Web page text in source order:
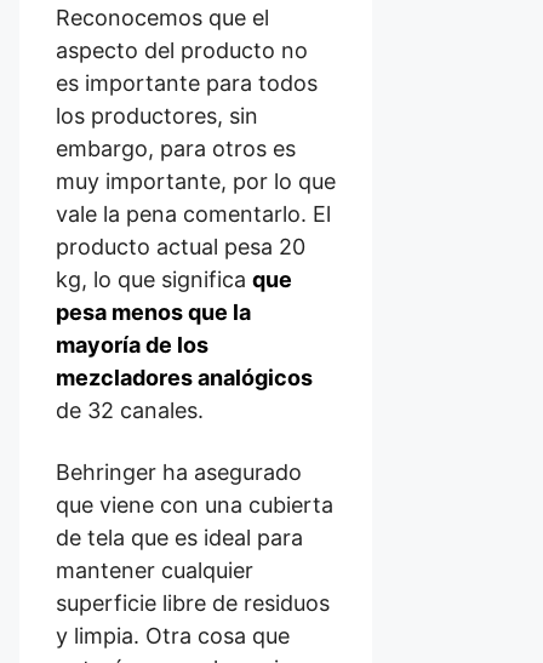
Reconocemos que el
aspecto del producto no
es importante para todos
los productores, sin
embargo, para otros es
muy importante, por lo que
vale la pena comentarlo. El
producto actual pesa 20
kg, lo que significa que
pesa menos que la
mayoría de los
mezcladores analógicos
de 32 canales.
Behringer ha asegurado
que viene con una cubierta
de tela que es ideal para
mantener cualquier
superficie libre de residuos
y limpia. Otra cosa que